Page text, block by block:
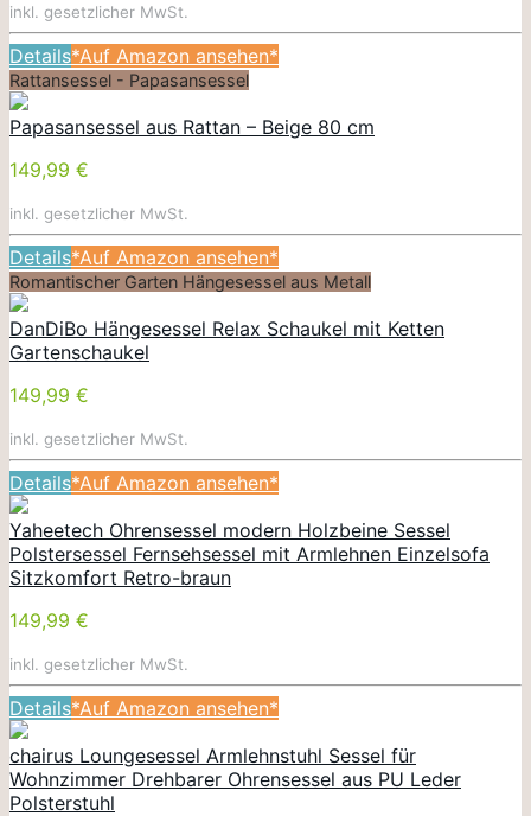
inkl. gesetzlicher MwSt.
Details*Auf Amazon ansehen*
Rattansessel - Papasansessel
Papasansessel aus Rattan – Beige 80 cm
149,99 €
inkl. gesetzlicher MwSt.
Details*Auf Amazon ansehen*
Romantischer Garten Hängesessel aus Metall
DanDiBo Hängesessel Relax Schaukel mit Ketten
Gartenschaukel
149,99 €
inkl. gesetzlicher MwSt.
Details*Auf Amazon ansehen*
Yaheetech Ohrensessel modern Holzbeine Sessel
Polstersessel Fernsehsessel mit Armlehnen Einzelsofa
Sitzkomfort Retro-braun
149,99 €
inkl. gesetzlicher MwSt.
Details*Auf Amazon ansehen*
chairus Loungesessel Armlehnstuhl Sessel für
Wohnzimmer Drehbarer Ohrensessel aus PU Leder
Polsterstuhl